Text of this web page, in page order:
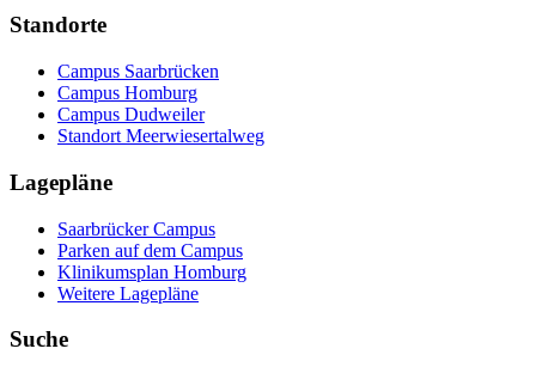
Standorte
Campus Saarbrücken
Campus Homburg
Campus Dudweiler
Standort Meerwiesertalweg
Lagepläne
Saarbrücker Campus
Parken auf dem Campus
Klinikumsplan Homburg
Weitere Lagepläne
Suche